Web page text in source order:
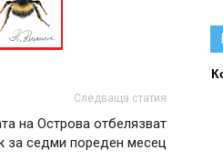
Следваща статия
на Острова отбелязват
за седми пореден месец